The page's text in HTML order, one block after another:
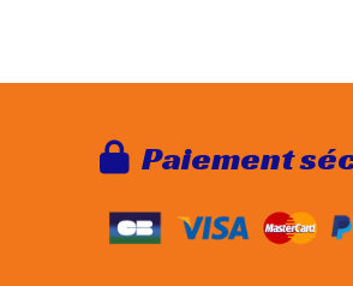
Paiement